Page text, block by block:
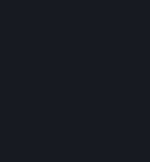
W niektórych
Subskrypcję
przypadku
ponosi
dostawców usług
oraz za inne opłaty
podczas